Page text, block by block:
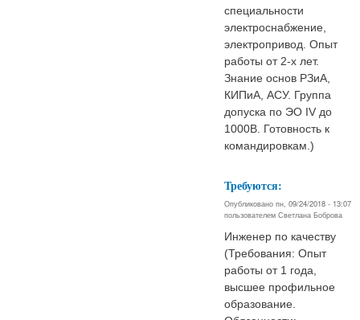
специальности
электроснабжение,
электропривод. Опыт
работы от 2-х лет.
Знание основ РЗиА,
КИПиА, АСУ. Группа
допуска по ЭО IV до
1000В. Готовность к
командировкам.)
Требуются:
Опубликовано пн, 09/24/2018 - 13:07
пользователем Светлана Боброва
Инженер по качеству
(Требования: Опыт
работы от 1 года,
высшее профильное
образование.